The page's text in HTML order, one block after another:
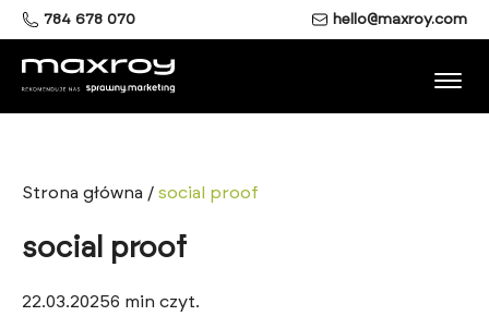
784 678 070 hello@maxroy.com
Strona główna / social proof
social proof
22.03.20256 min czyt.